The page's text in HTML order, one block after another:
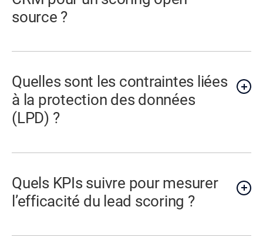
source ?
Quelles sont les contraintes liées
à la protection des données
(LPD) ?
Quels KPIs suivre pour mesurer
l’efficacité du lead scoring ?